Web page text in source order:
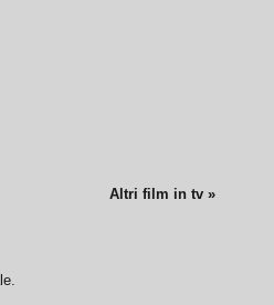
Altri film in tv »